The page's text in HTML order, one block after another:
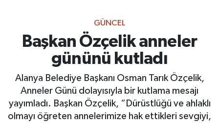
GÜNCEL
Başkan Özçelik anneler
gününü kutladı
Alanya Belediye Başkanı Osman Tarık Özçelik,
Anneler Günü dolayısıyla bir kutlama mesajı
yayımladı. Başkan Özçelik, “Dürüstlüğü ve ahlaklı
olmayı öğreten annelerimize hak ettikleri sevgiyi,
Diğer
Dünya
Ekonomi
Gizlilik İlkeleri - Privacy Policy
Haber Arşivi